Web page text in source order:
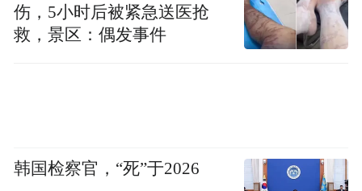
态，一默如雷，我甚至能感受到台上演员的
呼吸声，太震撼了！”
西方戏剧艺术在台上交融。”
伤，5小时后被紧急送医抢
救，景区：偶发事件
韩国检察官，“死”于2026